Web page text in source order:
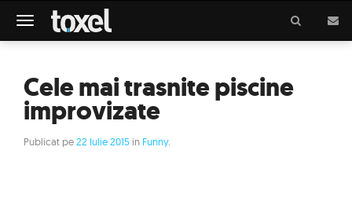
Meniu
Cele mai trasnite piscine
improvizate
Publicat pe22 Iulie 2015 in Funny.